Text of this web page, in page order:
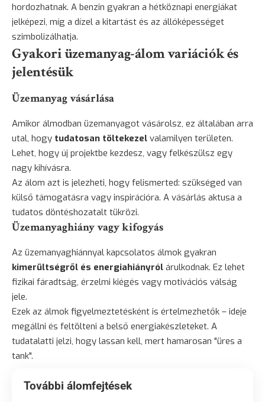
hordozhatnak. A benzin gyakran a hétköznapi energiákat
jelképezi, míg a dízel a kitartást és az állóképességet
szimbolizálhatja.
Gyakori üzemanyag-álom variációk és
jelentésük
Üzemanyag vásárlása
Amikor álmodban üzemanyagot vásárolsz, ez általában arra
utal, hogy tudatosan töltekezel valamilyen területen.
Lehet, hogy új projektbe kezdesz, vagy felkészülsz egy
nagy kihívásra.
Az álom azt is jelezheti, hogy felismerted: szükséged van
külső támogatásra vagy inspirációra. A vásárlás aktusa a
tudatos döntéshozatalt tükrözi.
Üzemanyaghiány vagy kifogyás
Az üzemanyaghiánnyal kapcsolatos álmok gyakran
kimerültségről és energiahiányról árulkodnak. Ez lehet
fizikai fáradtság, érzelmi kiégés vagy motivációs válság
jele.
Ezek az álmok figyelmeztetésként is értelmezhetők – ideje
megállni és feltölteni a belső energiakészleteket. A
tudatalatti jelzi, hogy lassan kell, mert hamarosan "üres a
tank".
További álomfejtések